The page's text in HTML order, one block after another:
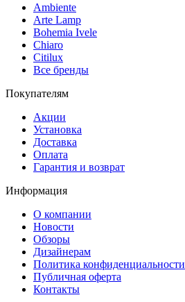
Ambiente
Arte Lamp
Bohemia Ivele
Chiaro
Citilux
Все бренды
Покупателям
Акции
Установка
Доставка
Оплата
Гарантия и возврат
Информация
О компании
Новости
Обзоры
Дизайнерам
Политика конфиденциальности
Публичная оферта
Контакты